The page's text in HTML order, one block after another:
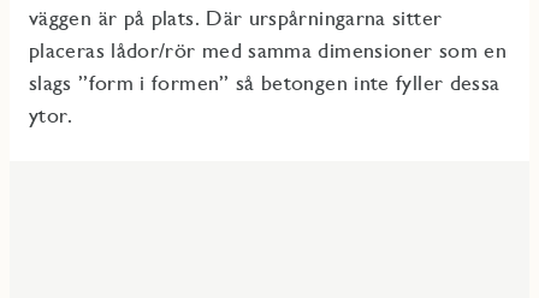
väggen är på plats. Där urspårningarna sitter
placeras lådor/rör med samma dimensioner som en
slags ”form i formen” så betongen inte fyller dessa
ytor.